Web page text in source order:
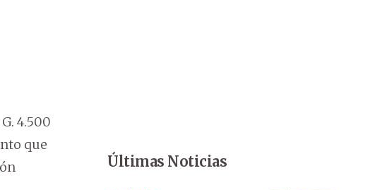
4.500
que
Últimas Noticias